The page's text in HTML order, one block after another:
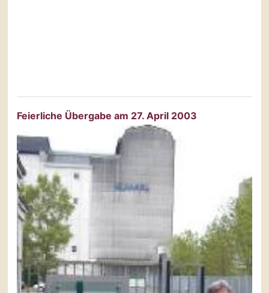
Feierliche Übergabe am 27. April 2003